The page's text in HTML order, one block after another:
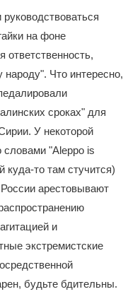
на фоне
ответственность,
народу". Что интересно,
сроках" для
У некоторой
словами "Aleppo is
куда-то там стучится)
арестовывают
и
экстремистские
будьте бдительны.